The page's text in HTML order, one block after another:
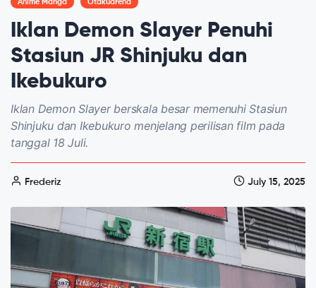
Anime Manga Otakuarena
Iklan Demon Slayer Penuhi
Stasiun JR Shinjuku dan
Ikebukuro
Iklan Demon Slayer berskala besar memenuhi Stasiun
Shinjuku dan Ikebukuro menjelang perilisan film pada
tanggal 18 Juli.
Frederiz July 15, 2025